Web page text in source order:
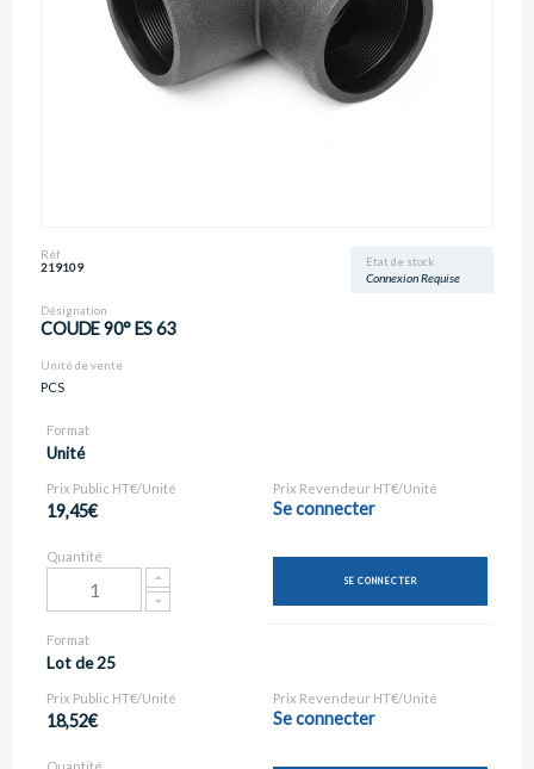
Etat de stock
Connexion Requise
Réf
219109
Désignation
COUDE 90° ES 63
Unité de vente
PCS
Format
Unité
Prix Public HT€/Unité
19,45€
Prix Revendeur HT€/Unité
Se connecter
Quantité
SE CONNECTER
Format
Lot de 25
Prix Public HT€/Unité
18,52€
Prix Revendeur HT€/Unité
Se connecter